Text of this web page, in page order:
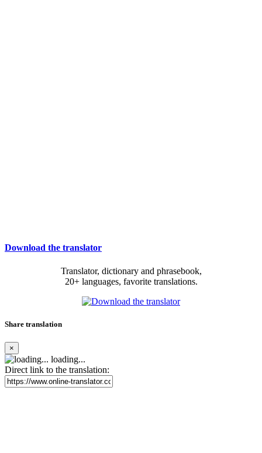
Download the translator
Translator, dictionary and phrasebook,
20+ languages, favorite translations.
Share translation
×
loading...
Direct link to the translation: